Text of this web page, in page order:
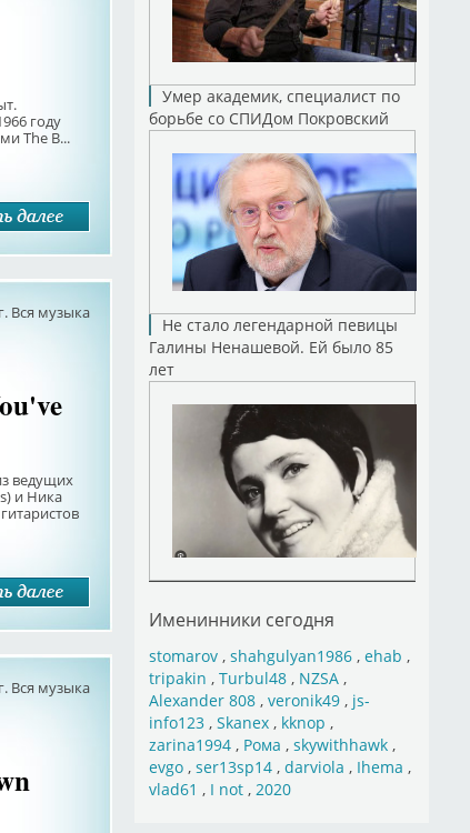
году
The B...
Вся музыка
ведущих
и Ника
Вся музыка
Умер академик, специалист по
борьбе со СПИДом Покровский
Не стало легендарной певицы
Галины Ненашевой. Ей было 85
лет
Именинники сегодня
stomarov, shahgulyan1986, ehab ,
tripakin , Turbul48, NZSA,
Alexander 808, veronik49, js-
info123, Skanex, kknop ,
zarina1994, Рома , skywithhawk,
evgo, ser13sp14, darviola , Ihema ,
vlad61 , I not, 2020